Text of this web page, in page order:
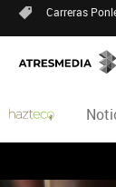
Carreras